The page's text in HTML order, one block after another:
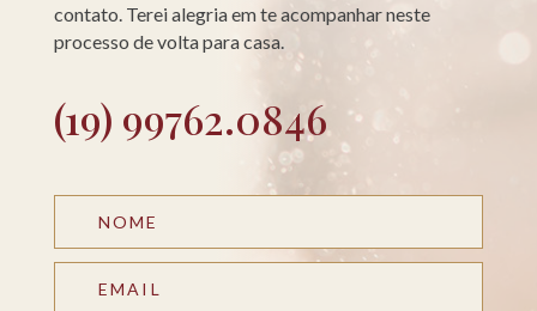
contato. Terei alegria em te acompanhar neste
processo de volta para casa.
(19) 99762.0846